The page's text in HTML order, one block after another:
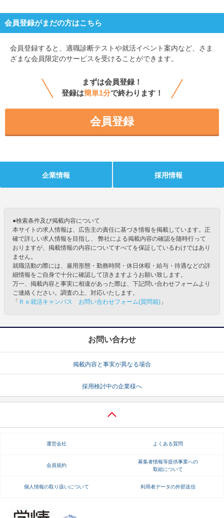
会員登録がまだの方はこちら
会員登録すると、 適職診断テストや就活イベント案内など、さま
ざまな会員限定のサービスを受けることができます。
まずは会員登録！
登録は簡単1分で終わります！
会員登録
企業情報 採用情報
●検索条件及び掲載内容について
本サイトの求人情報は、広告主の責任に基づき情報を掲載しています。正
確で詳しい求人情報を目指し、 弊社による掲載内容の確認を随時行って
おりますが、掲載情報の内容についてすべてを保証しているわけではあり
ません。
就職活動の際には、雇用形態・勤務時間・休日休暇・給与・待遇などの詳
細情報をご自身で十分に確認して頂きますようお願い致します。
万一、掲載内容と事実に相違があった際は、下記問い合わせフォームより
ご連絡ください。調査の上、対応いたします。
「 Ｒｅ就活キャンパス お問い合わせフォーム(質問箱) 」
お問い合わせ
掲載内容と事実が異なる場合
採用検討中の企業様へ
運営会社 よくある質問
会員規約
募集者情報等提供事業への
取組について
個人情報の取り扱いについて 利用者データの外部送信